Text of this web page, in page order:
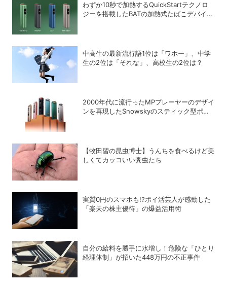
わずか10秒で加熱するQuickStartテクノロ
ジーを搭載したBATの加熱式たばこデバイス
中高生の最新流行語1位は「ワホー」、中学
生の2位は「それな」、高校生の2位は？
2000年代に流行ったMPプレーヤーのデザイ
ンを再現したSnowskyのスティック型ポー
【牧田習の昆虫博士】うんちを食べるけど美
しくてカッコいい糞虫たち
実質0円のスマホも!?ポイ活芸人が感動した
「楽天の株主優待」の爆益活用術
自分の給料を勝手に水増し！危険な「ひとり
経理体制」が招いた448万円の不正事件